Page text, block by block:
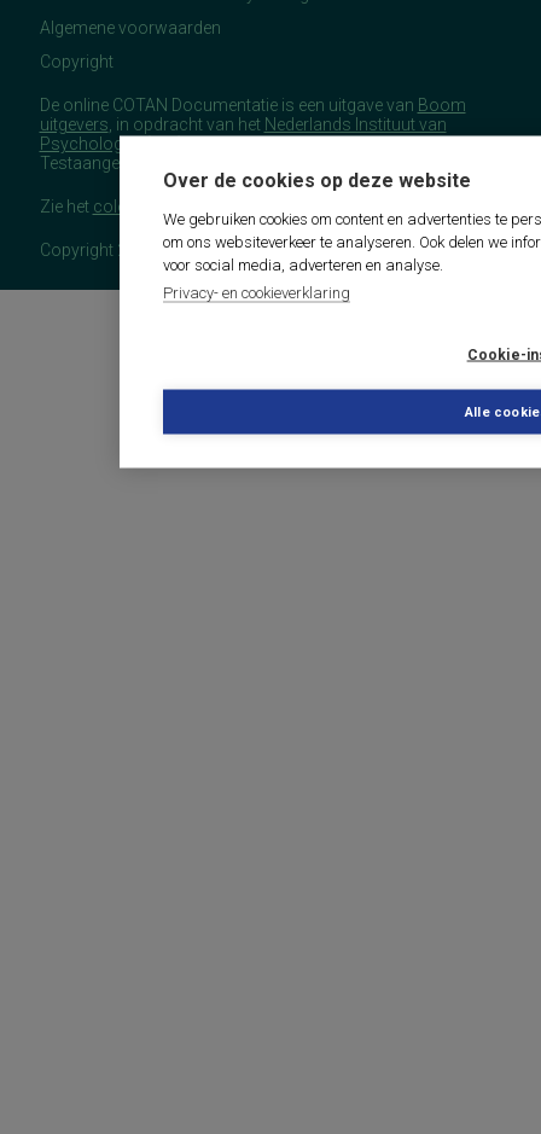
Over de cookies op deze website
We gebruiken cookies om content en advertenties te
om ons websiteverkeer te analyseren. Ook delen we
voor social media, adverteren en analyse.
Privacy- en cookieverklaring
Cookie-
Alle
Algemene voorwaarden
Copyright
De online COTAN Documentatie is een uitgave van Boom
uitgevers , in opdracht van het Nederlands Instituut van
Psychologen(NIP), namens de Commissie
Testaangelegenheden Nederland (COTAN).
Zie het colofon
Copyright 2026 - COTAN Documentatie